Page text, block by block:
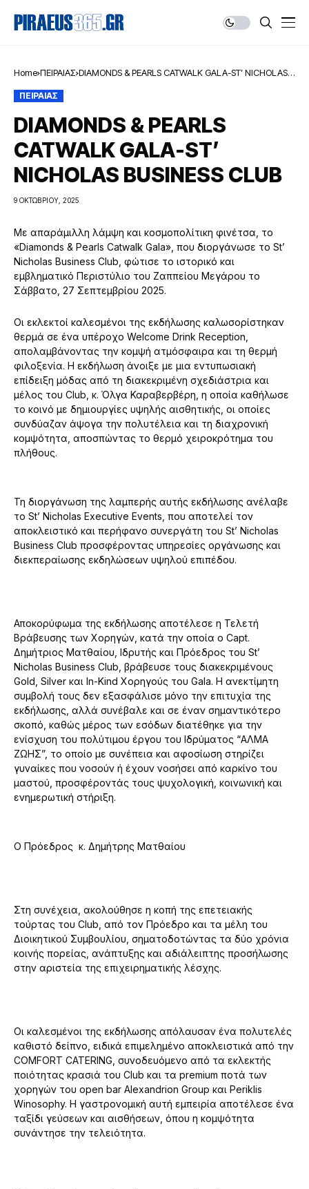
Home ΠΕΙΡΑΙΑΣ DIAMONDS & PEARLS CATWALK GALA-ST’ NICHOLAS
ΠΕΙΡΑΙΑΣ
DIAMONDS & PEARLS
CATWALK GALA-ST’
NICHOLAS BUSINESS CLUB
9 ΟΚΤΩΒΡΊΟΥ, 2025
Με απαράμιλλη λάμψη και κοσμοπολίτικη φινέτσα, το
«Diamonds & Pearls Catwalk Gala», που διοργάνωσε το St’
Nicholas Business Club, φώτισε το ιστορικό και
εμβληματικό Περιστύλιο του Ζαππείου Μεγάρου το
Σάββατο, 27 Σεπτεμβρίου 2025.
Οι εκλεκτοί καλεσμένοι της εκδήλωσης καλωσορίστηκαν
θερμά σε ένα υπέροχο Welcome Drink Reception,
απολαμβάνοντας την κομψή ατμόσφαιρα και τη θερμή
φιλοξενία. Η εκδήλωση άνοιξε με μια εντυπωσιακή
επίδειξη μόδας από τη διακεκριμένη σχεδιάστρια και
μέλος του Club, κ. Όλγα Καραβερβέρη, η οποία καθήλωσε
το κοινό με δημιουργίες υψηλής αισθητικής, οι οποίες
συνδύαζαν άψογα την πολυτέλεια και τη διαχρονική
κομψότητα, αποσπώντας το θερμό χειροκρότημα του
πλήθους.
Τη διοργάνωση της λαμπερής αυτής εκδήλωσης ανέλαβε
το St’ Nicholas Executive Events, που αποτελεί τον
αποκλειστικό και περήφανο συνεργάτη του St’ Nicholas
Business Club προσφέροντας υπηρεσίες οργάνωσης και
διεκπεραίωσης εκδηλώσεων υψηλού επιπέδου.
Αποκορύφωμα της εκδήλωσης αποτέλεσε η Τελετή
Βράβευσης των Χορηγών, κατά την οποία ο Capt.
Δημήτριος Ματθαίου, Ιδρυτής και Πρόεδρος του St’
Nicholas Business Club, βράβευσε τους διακεκριμένους
Gold, Silver και In-Kind Χορηγούς του Gala. Η ανεκτίμητη
συμβολή τους δεν εξασφάλισε μόνο την επιτυχία της
εκδήλωσης, αλλά συνέβαλε και σε έναν σημαντικότερο
σκοπό, καθώς μέρος των εσόδων διατέθηκε για την
ενίσχυση του πολύτιμου έργου του Ιδρύματος “ΑΛΜΑ
ΖΩΗΣ”, το οποίο με συνέπεια και αφοσίωση στηρίζει
γυναίκες που νοσούν ή έχουν νοσήσει από καρκίνο του
μαστού, προσφέροντάς τους ψυχολογική, κοινωνική και
ενημερωτική στήριξη.
Ο Πρόεδρος κ. Δημήτρης Ματθαίου
Στη συνέχεια, ακολούθησε η κοπή της επετειακής
τούρτας του Club, από τον Πρόεδρο και τα μέλη του
Διοικητικού Συμβουλίου, σηματοδοτώντας τα δύο χρόνια
κοινής πορείας, ανάπτυξης και αδιάλειπτης προσήλωσης
στην αριστεία της επιχειρηματικής λέσχης.
Οι καλεσμένοι της εκδήλωσης απόλαυσαν ένα πολυτελές
καθιστό δείπνο, ειδικά επιμελημένο αποκλειστικά από την
COMFORT CATERING, συνοδευόμενο από τα εκλεκτής
ποιότητας κρασιά του Club και τα premium ποτά των
χορηγών του open bar Alexandrion Group και Periklis
Winosophy. Η γαστρονομική αυτή εμπειρία αποτέλεσε ένα
ταξίδι γεύσεων και αισθήσεων, όπου η κομψότητα
συνάντησε την τελειότητα.